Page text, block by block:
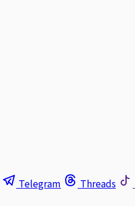
Telegram Threads